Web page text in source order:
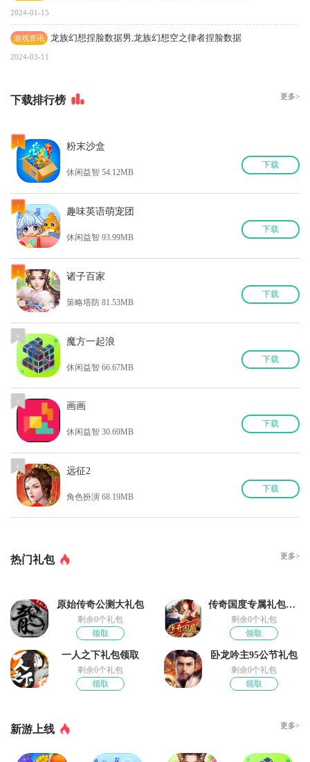
2024-01-15
游戏资讯 龙族幻想捏脸数据男,龙族幻想空之律者捏脸数据
2024-03-11
下载排行榜 更多>
1 粉末沙盒
休闲益智 54.12MB
下载
2 趣味英语萌宠团
休闲益智 93.99MB
下载
3 诸子百家
策略塔防 81.53MB
下载
4 魔方一起浪
休闲益智 66.67MB
下载
5 画画
休闲益智 30.69MB
下载
6 远征2
角色扮演 68.19MB
下载
热门礼包 更多>
原始传奇公测大礼包
剩余0个礼包
领取
传奇国度专属礼包领取
剩余0个礼包
领取
一人之下礼包领取
剩余0个礼包
领取
卧龙吟主95公节礼包
剩余0个礼包
领取
新游上线 更多>